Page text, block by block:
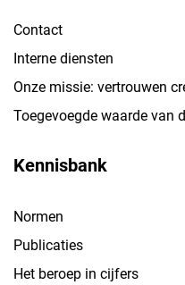
Contact
Interne diensten
Onze missie: vertrouwen
Toegevoegde waarde van
Kennisbank
Normen
Publicaties
Het beroep in cijfers